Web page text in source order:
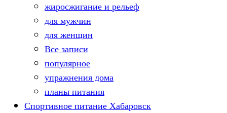
жиросжигание и рельеф
для мужчин
для женщин
Все записи
популярное
упражнения дома
планы питания
Спортивное питание Хабаровск